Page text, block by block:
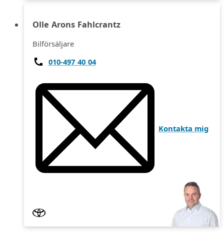
Olle Arons Fahlcrantz
Bilförsäljare
010-497 40 04
Kontakta mig